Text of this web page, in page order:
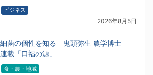
ビジネス
2026年8月5日
細菌の個性を知る 鬼頭弥生 農学博士
連載「口福の源」
食・農・地域